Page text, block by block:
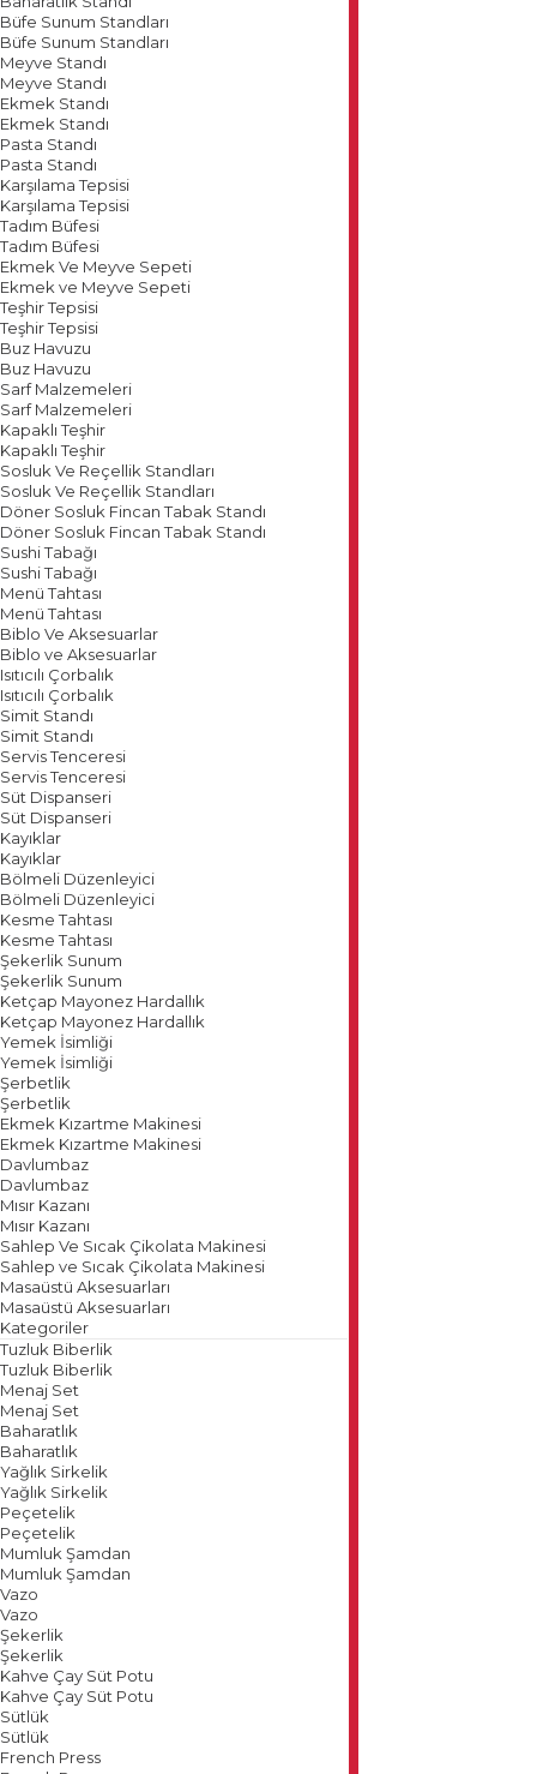
Büfe Sunum Standları
Büfe Sunum Standları
Meyve Standı
Meyve Standı
Ekmek Standı
Ekmek Standı
Pasta Standı
Pasta Standı
Karşılama Tepsisi
Karşılama Tepsisi
Tadım Büfesi
Tadım Büfesi
Ekmek Ve Meyve Sepeti
Ekmek ve Meyve Sepeti
Teşhir Tepsisi
Teşhir Tepsisi
Buz Havuzu
Buz Havuzu
Sarf Malzemeleri
Sarf Malzemeleri
Kapaklı Teşhir
Kapaklı Teşhir
Sosluk Ve Reçellik Standları
Sosluk Ve Reçellik Standları
Döner Sosluk Fincan Tabak Standı
Döner Sosluk Fincan Tabak Standı
Sushi Tabağı
Sushi Tabağı
Menü Tahtası
Menü Tahtası
Biblo Ve Aksesuarlar
Biblo ve Aksesuarlar
Isıtıcılı Çorbalık
Isıtıcılı Çorbalık
Simit Standı
Simit Standı
Servis Tenceresi
Servis Tenceresi
Süt Dispanseri
Süt Dispanseri
Kayıklar
Kayıklar
Bölmeli Düzenleyici
Bölmeli Düzenleyici
Kesme Tahtası
Kesme Tahtası
Şekerlik Sunum
Şekerlik Sunum
Ketçap Mayonez Hardallık
Ketçap Mayonez Hardallık
Yemek İsimliği
Yemek İsimliği
Şerbetlik
Şerbetlik
Ekmek Kızartme Makinesi
Ekmek Kızartme Makinesi
Davlumbaz
Davlumbaz
Mısır Kazanı
Mısır Kazanı
Sahlep Ve Sıcak Çikolata Makinesi
Sahlep ve Sıcak Çikolata Makinesi
Masaüstü Aksesuarları
Masaüstü Aksesuarları
Kategoriler
Tuzluk Biberlik
Tuzluk Biberlik
Menaj Set
Menaj Set
Baharatlık
Baharatlık
Yağlık Sirkelik
Yağlık Sirkelik
Peçetelik
Peçetelik
Mumluk Şamdan
Mumluk Şamdan
Vazo
Vazo
Şekerlik
Şekerlik
Kahve Çay Süt Potu
Kahve Çay Süt Potu
Sütlük
Sütlük
French Press